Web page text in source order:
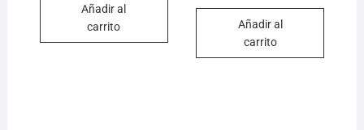
Añadir al
carrito
Añadir al
carrito